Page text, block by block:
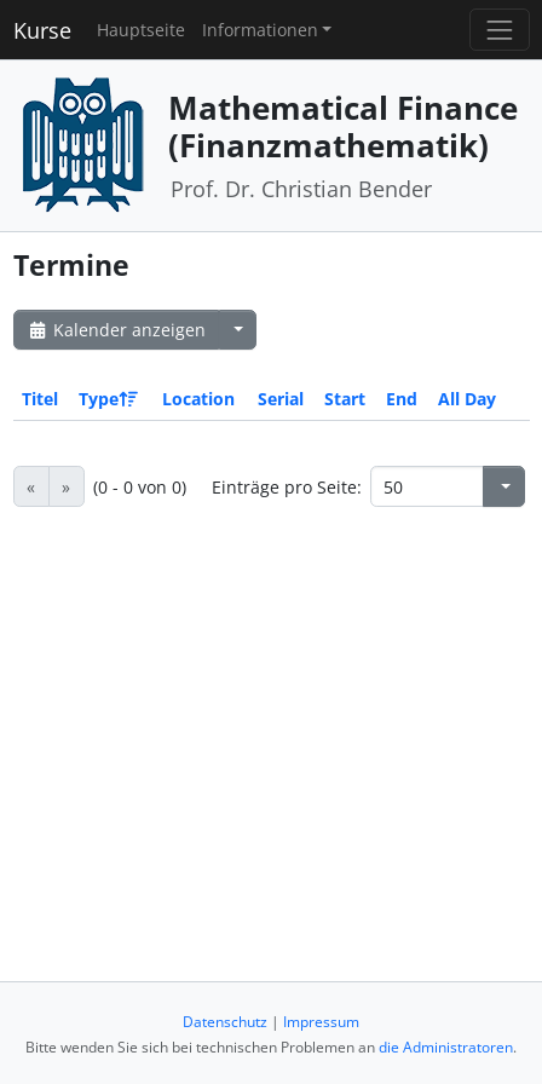
Kurse Hauptseite Informationen
Mathematical Finance
(Finanzmathematik)
Prof. Dr. Christian Bender
Termine
Kalender anzeigen
Titel Type Location Serial Start End All Day
« » (0 - 0 von 0) Einträge pro Seite:
Datenschutz | Impressum
Bitte wenden Sie sich bei technischen Problemen andie Administratoren.